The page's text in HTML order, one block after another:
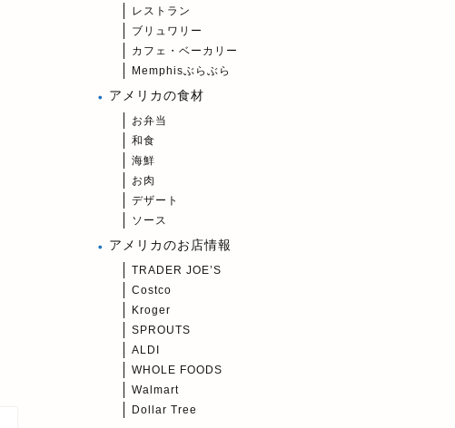
レストラン
ブリュワリー
カフェ・ベーカリー
Memphisぶらぶら
アメリカの食材
お弁当
和食
海鮮
お肉
デザート
ソース
アメリカのお店情報
TRADER JOE’S
Costco
Kroger
SPROUTS
ALDI
WHOLE FOODS
Walmart
Dollar Tree